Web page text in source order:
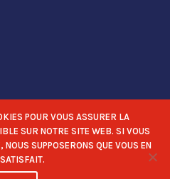
POUR VOUS ASSURER LA
SUR NOTRE SITE WEB. SI VOUS
SUPPOSERONS QUE VOUS EN